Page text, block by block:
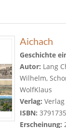
Aichach
Geschichte
Autor: Lang
Wilhelm,
WolfKlaus
Verlag:
ISBN:
Erscheinung: